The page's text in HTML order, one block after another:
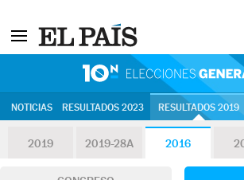
NOTICIAS RESULTADOS 2023 RESULTADOS 2019
2019 2019-28A 2016